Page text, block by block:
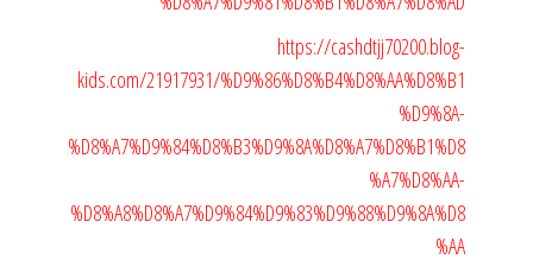
https://cashdtjj70200.blog-
kids.com/21917931/%D9%86%D8%B4%D8%AA%D8%B1
%D9%8A-
%D8%A7%D9%84%D8%B3%D9%8A%D8%A7%D8%B1%D8
%A7%D8%AA-
%D8%A8%D8%A7%D9%84%D9%83%D9%88%D9%8A%D8
%AA